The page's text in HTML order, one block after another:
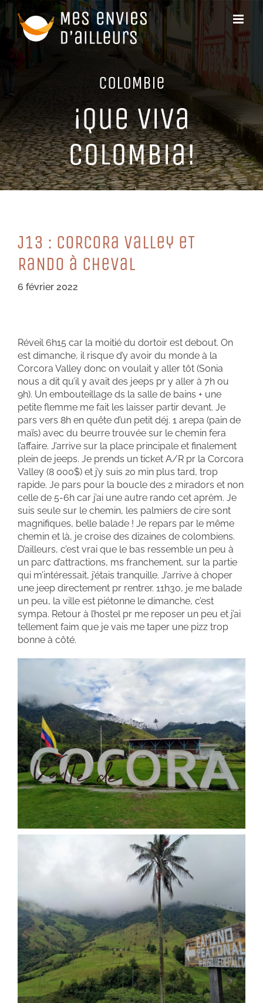
Passer
contenu
CoLoMBie
¡Que ViVa
CoLoMBia!
J13 : CoRCoRa VaLLey eT
RaNDo à CHeVaL
6 février 2022
Réveil 6h15 car la moitié du dortoir est debout. On
est dimanche, il risque d’y avoir du monde à la
Corcora Valley donc on voulait y aller tôt (Sonia
nous a dit qu’il y avait des jeeps pr y aller à 7h ou
9h). Un embouteillage ds la salle de bains + une
petite flemme me fait les laisser partir devant. Je
pars vers 8h en quête d’un petit déj. 1 arepa (pain de
maïs) avec du beurre trouvée sur le chemin fera
l’affaire. J’arrive sur la place principale et finalement
plein de jeeps. Je prends un ticket A/R pr la Corcora
Valley (8 000$) et j’y suis 20 min plus tard, trop
rapide. Je pars pour la boucle des 2 miradors et non
celle de 5-6h car j’ai une autre rando cet aprèm. Je
suis seule sur le chemin, les palmiers de cire sont
magnifiques, belle balade ! Je repars par le même
chemin et là, je croise des dizaines de colombiens.
D’ailleurs, c’est vrai que le bas ressemble un peu à
un parc d’attractions, ms franchement, sur la partie
qui m’intéressait, j’étais tranquille. J’arrive à choper
une jeep directement pr rentrer. 11h30, je me balade
un peu, la ville est piétonne le dimanche, c’est
sympa. Retour à l’hostel pr me reposer un peu et j’ai
tellement faim que je vais me taper une pizz trop
bonne à côté.